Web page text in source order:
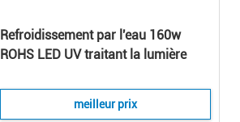
Refroidissement par l'eau 160w
ROHS LED UV traitant la lumière
meilleur prix